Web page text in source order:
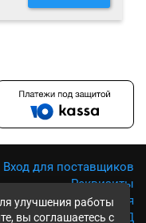
улучшения работы
вы соглашаетесь с
Вход для поставщиков
Реквизиты
использования
обработки ПД